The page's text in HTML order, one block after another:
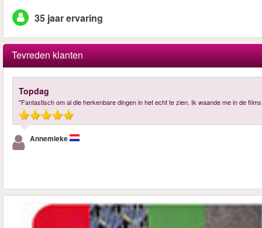
35 jaar ervaring
Tevreden klanten
Topdag
"Fantastisch om al die herkenbare dingen in het echt te zien. Ik waande me in de
Annemieke